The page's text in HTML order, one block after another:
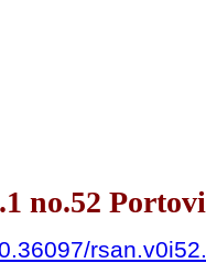
no.52